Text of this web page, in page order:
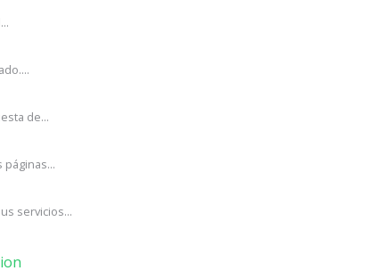
de...
servicios...